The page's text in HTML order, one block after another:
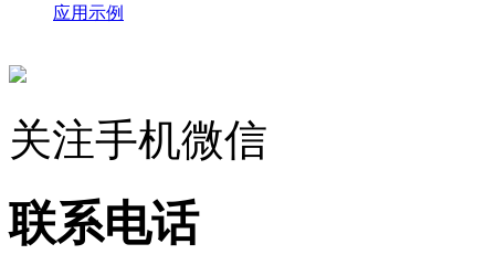
应用示例
关注手机微信
联系电话